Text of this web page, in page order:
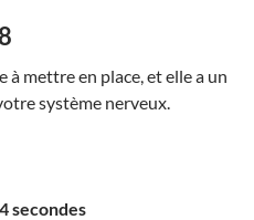
à mettre en place, et elle a un
système nerveux.
4 secondes